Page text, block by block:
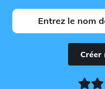
Créer